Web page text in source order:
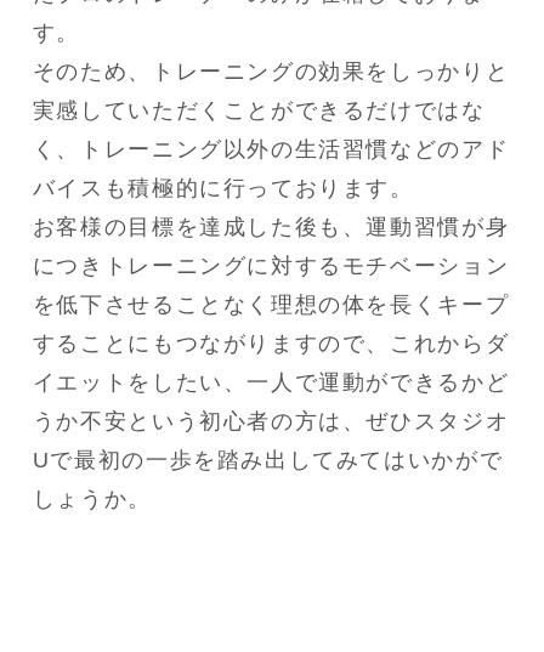
す。
そのため、トレーニングの効果をしっかりと
実感していただくことができるだけではな
く、トレーニング以外の生活習慣などのアド
バイスも積極的に行っております。
お客様の目標を達成した後も、運動習慣が身
につきトレーニングに対するモチベーション
を低下させることなく理想の体を長くキープ
することにもつながりますので、これからダ
イエットをしたい、一人で運動ができるかど
うか不安という初心者の方は、ぜひスタジオ
Uで最初の一歩を踏み出してみてはいかがで
しょうか。